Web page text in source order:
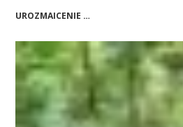
UROZMAICENIE …